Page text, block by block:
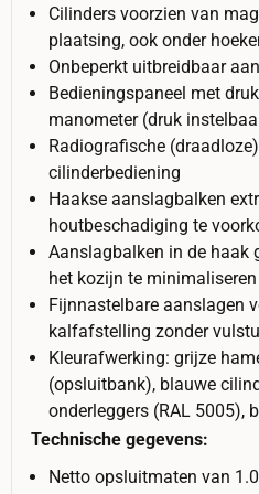
Cilinders voorzien van
plaatsing, ook onder
Onbeperkt uitbreidbaar
Bedieningspaneel met
manometer (druk
Radiografische
cilinderbediening
Haakse aanslagbalken
houtbeschadiging te
Aanslagbalken in de haak
het kozijn te minimaliseren
Fijnnastelbare aanslagen
kalfafstelling zonder
Kleurafwerking: grijze
(opsluitbank), blauwe
onderleggers (RAL 5005),
Technische gegevens:
Netto opsluitmaten van